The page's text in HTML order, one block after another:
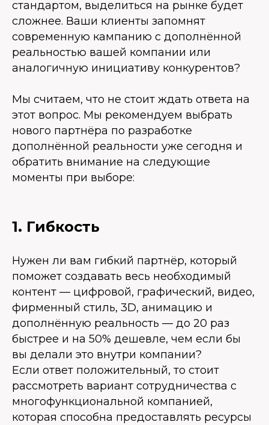
стандартом, выделиться на рынке будет
сложнее. Ваши клиенты запомнят
современную кампанию с дополнённой
реальностью вашей компании или
аналогичную инициативу конкурентов?
Мы считаем, что не стоит ждать ответа на
этот вопрос. Мы рекомендуем выбрать
нового партнёра по разработке
дополнённой реальности уже сегодня и
обратить внимание на следующие
моменты при выборе:
1. Гибкость
Нужен ли вам гибкий партнёр, который
поможет создавать весь необходимый
контент — цифровой, графический, видео,
фирменный стиль, 3D, анимацию и
дополнённую реальность — до 20 раз
быстрее и на 50% дешевле, чем если бы
вы делали это внутри компании?
Если ответ положительный, то стоит
рассмотреть вариант сотрудничества с
многофункциональной компанией,
которая способна предоставлять ресурсы